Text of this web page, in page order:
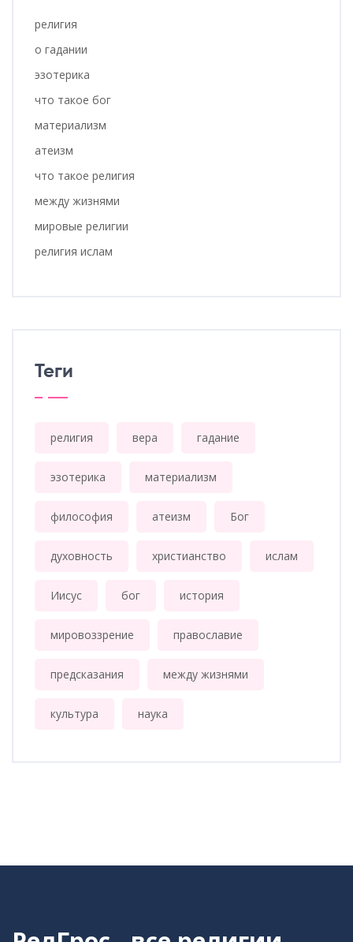
религия
о гадании
эзотерика
что такое бог
материализм
атеизм
что такое религия
между жизнями
мировые религии
религия ислам
Теги
религия вера гадание
эзотерика материализм
философия атеизм Бог
духовность христианство ислам
Иисус бог история
мировоззрение православие
предсказания между жизнями
культура наука